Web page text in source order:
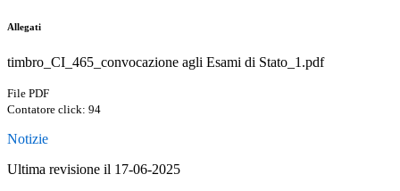
Allegati
timbro_CI_465_convocazione agli Esami di Stato_1.pdf
File PDF
Contatore click: 94
Notizie
Ultima revisione il 17-06-2025